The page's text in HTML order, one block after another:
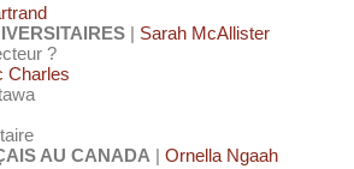
| Sarah McAllister
?
Charles
AU CANADA | Ornella Ngaah